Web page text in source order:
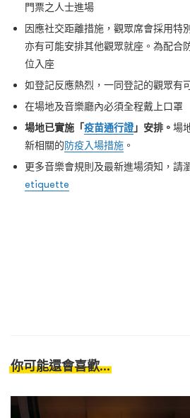
門票之人士進場
因應社交距離措施，觀眾席會採用特
亦有可能安排其他觀眾就座。為配合
位入座
如登記反應熱烈，一同登記的觀眾有
在場地及音樂廳內必須全程戴上口罩
場地已實施「疫苗通行證」安排。 場
新相關的防疫入場措施 。
更多音樂會規則及最新進場須知，請
etiquette
你可能還會喜歡...